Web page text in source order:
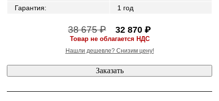
Гарантия: 1 год
38 675 ₽ 32 870 ₽
Товар не облагается НДС
Нашли дешевле? Снизим цену!